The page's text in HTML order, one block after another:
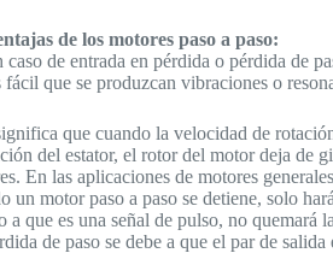
de los motores paso a paso:
caso de entrada en pérdida o pérdida de
fácil que se produzcan vibraciones o
que cuando la velocidad de
del estator, el rotor del motor deja de
En las aplicaciones de motores
un motor paso a paso se detiene, solo
a que es una señal de pulso, no quemará
de paso se debe a que el par de